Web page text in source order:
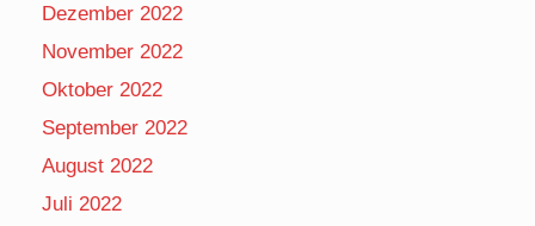
Dezember 2022
November 2022
Oktober 2022
September 2022
August 2022
Juli 2022